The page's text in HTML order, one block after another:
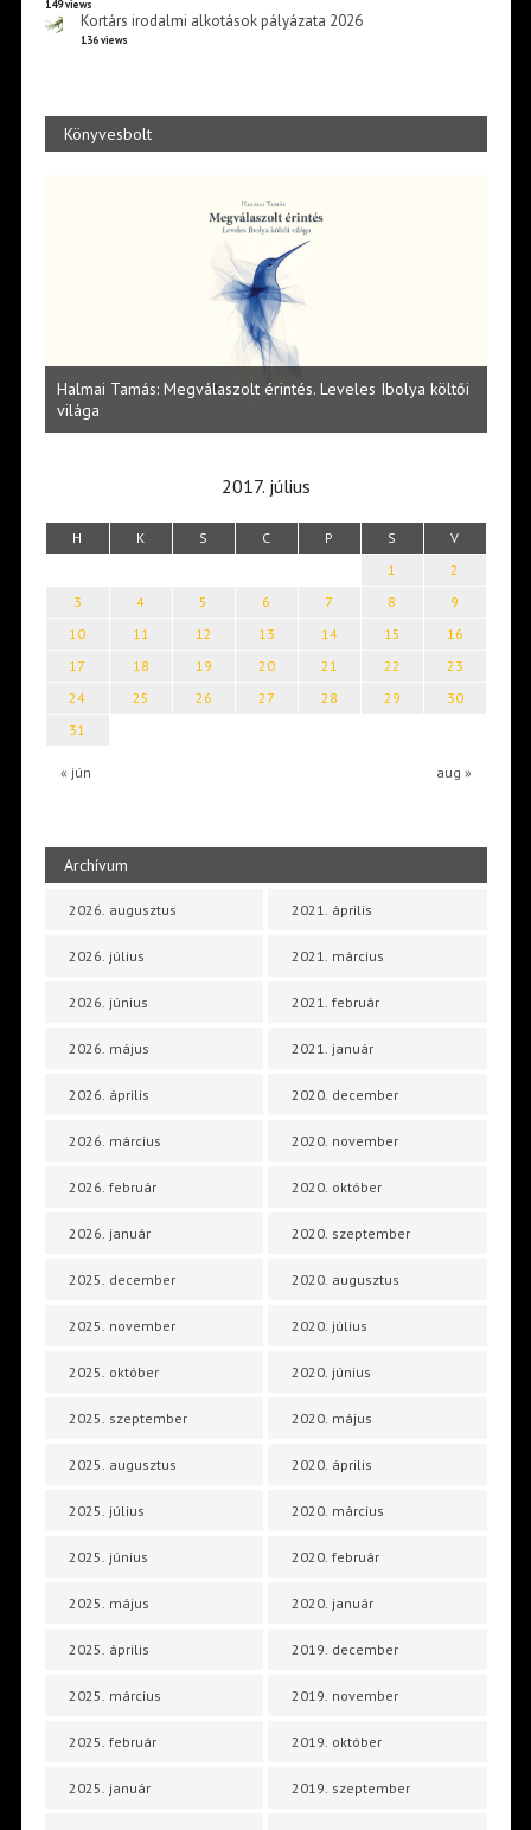
149 views
Kortárs irodalmi alkotások pályázata 2026
136 views
Könyvesbolt
Halmai Tamás: Megválaszolt érintés. Leveles Ibolya költői
világa
2017. július
H K S C P S V
« jún aug »
1
2
3
4 5 6 7 8
9
10
11 12 13 14 15
16
17
18 19 20 21 22
23
24
25 26 27 28 29
30
31
Archívum
2026. augusztus
2026. július
2026. június
2026. május
2026. április
2026. március
2026. február
2026. január
2025. december
2025. november
2025. október
2025. szeptember
2025. augusztus
2025. július
2025. június
2025. május
2025. április
2025. március
2025. február
2025. január
2021. április
2021. március
2021. február
2021. január
2020. december
2020. november
2020. október
2020. szeptember
2020. augusztus
2020. július
2020. június
2020. május
2020. április
2020. március
2020. február
2020. január
2019. december
2019. november
2019. október
2019. szeptember